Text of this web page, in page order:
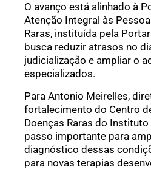
O avanço está alinhado à
Atenção Integral às
Raras, instituída pela
busca reduzir atrasos no
judicialização e ampliar o
especializados.
Para Antonio Meirelles,
fortalecimento do Centro
Doenças Raras do
passo importante para
diagnóstico dessas
para novas terapias